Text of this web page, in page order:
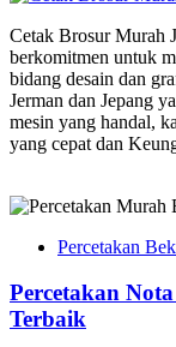
Cetak Brosur Murah
berkomitmen untuk
bidang desain dan
Jerman dan Jepang
mesin yang handal,
yang cepat dan
Percetakan
Percetakan
Terbaik